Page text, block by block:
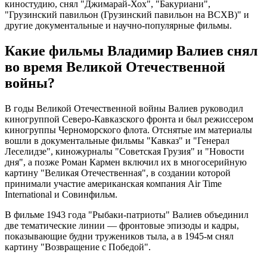
киностудию, снял "Джимарай-Хох", "Бакуриани",
"Грузинский павильон (Грузинский павильон на ВСХВ)" и
другие документальные и научно-популярные фильмы.
Какие фильмы Владимир Валиев снял
во время Великой Отечественной
войны?
В годы Великой Отечественной войны Валиев руководил
киногруппой Северо-Кавказского фронта и был режиссером
киногруппы Черноморского флота. Отснятые им материалы
вошли в документальные фильмы "Кавказ" и "Генерал
Леселидзе", киножурналы "Советская Грузия" и "Новости
дня", а позже Роман Кармен включил их в многосерийную
картину "Великая Отечественная", в создании которой
принимали участие американская компания Air Time
International и Совинфильм.
В фильме 1943 года "Рыбаки-патриоты" Валиев объединил
две тематические линии — фронтовые эпизоды и кадры,
показывающие будни тружеников тыла, а в 1945-м снял
картину "Возвращение с Победой".